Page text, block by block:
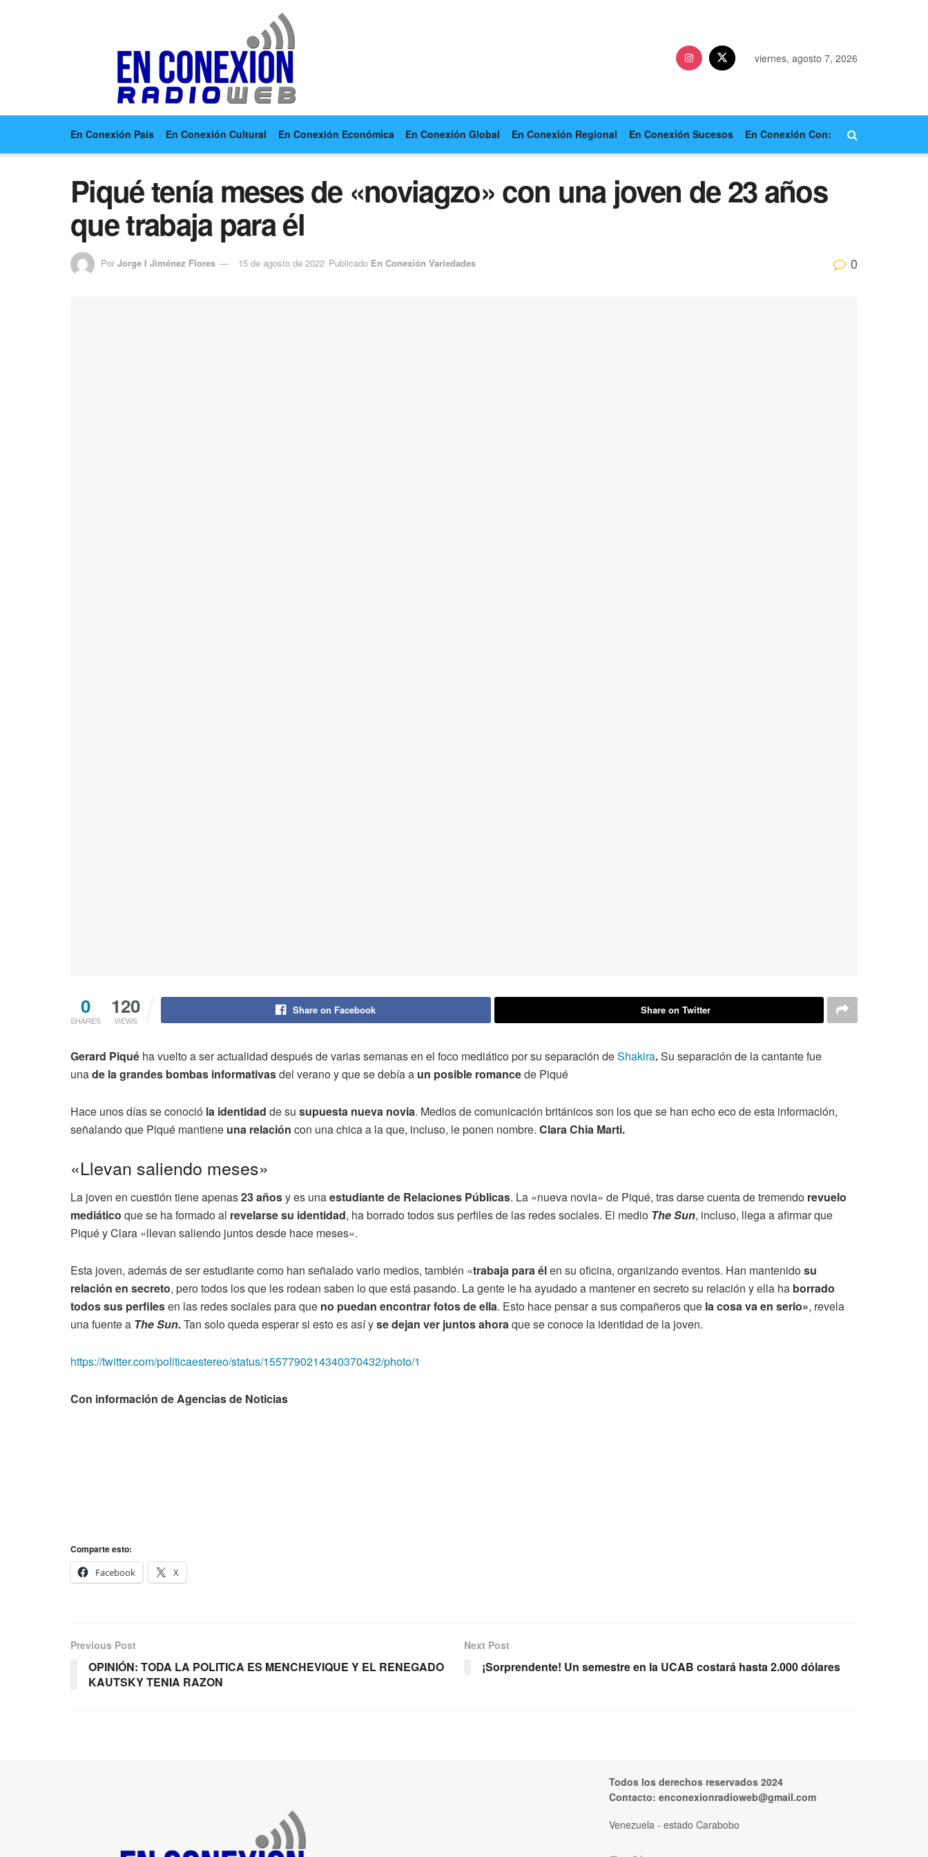
viernes, agosto 7, 2026
En Conexión País En Conexión Cultural En Conexión Económica En Conexión Global En Conexión Regional En Conexión Sucesos En Conexión Con:
Piqué tenía meses de «noviagzo» con una joven de 23 años
que trabaja para él
Por Jorge I Jiménez Flores 15 de agosto de 2022 Publicado En Conexión Variedades 0
0
SHARES
120
VIEWS
Share on Facebook Share on Twitter
Gerard Piqué ha vuelto a ser actualidad después de varias semanas en el foco mediático por su separación deShakira.Su separación de la cantante fue
unade la grandes bombas informativasdel verano y que se debía a un posible romancede Piqué
Hace unos días se conoció la identidad de su supuesta nueva novia. Medios de comunicación británicos son los que se han echo eco de esta información,
señalando que Piqué mantiene una relación con una chica a la que, incluso, le ponen nombre. Clara Chia Marti.
«Llevan saliendo meses»
La joven en cuestión tiene apenas23 añosy es unaestudiante de Relaciones Públicas. La «nueva novia» de Piqué, tras darse cuenta de tremendo revuelo
mediático que se ha formado al revelarse su identidad, ha borrado todos sus perfiles de las redes sociales. El medio The Sun, incluso, llega a afirmar que
Piqué y Clara «llevan saliendo juntos desde hace meses».
Esta joven, además de ser estudiante como han señalado vario medios, también «trabaja para élen su oficina, organizando eventos. Han mantenidosu
relación en secreto, pero todos los que les rodean saben lo que está pasando. La gente le ha ayudado a mantener en secreto su relación y ella ha borrado
todos sus perfilesen las redes sociales para que no puedan encontrar fotos de ella. Esto hace pensar a sus compañeros que la cosa va en serio», revela
una fuente a The Sun. Tan solo queda esperar si esto es así yse dejan ver juntos ahoraque se conoce la identidad de la joven.
https://twitter.com/politicaestereo/status/1557790214340370432/photo/1
Con información de Agencias de Noticias
Comparte esto:
Facebook
X
Previous Post
OPINIÓN: TODA LA POLITICA ES MENCHEVIQUE Y EL RENEGADO
KAUTSKY TENIA RAZON
Next Post
¡Sorprendente! Un semestre en la UCAB costará hasta 2.000 dólares
Todos los derechos reservados 2024
Contacto: enconexionradioweb@gmail.com
Venezuela - estado Carabobo